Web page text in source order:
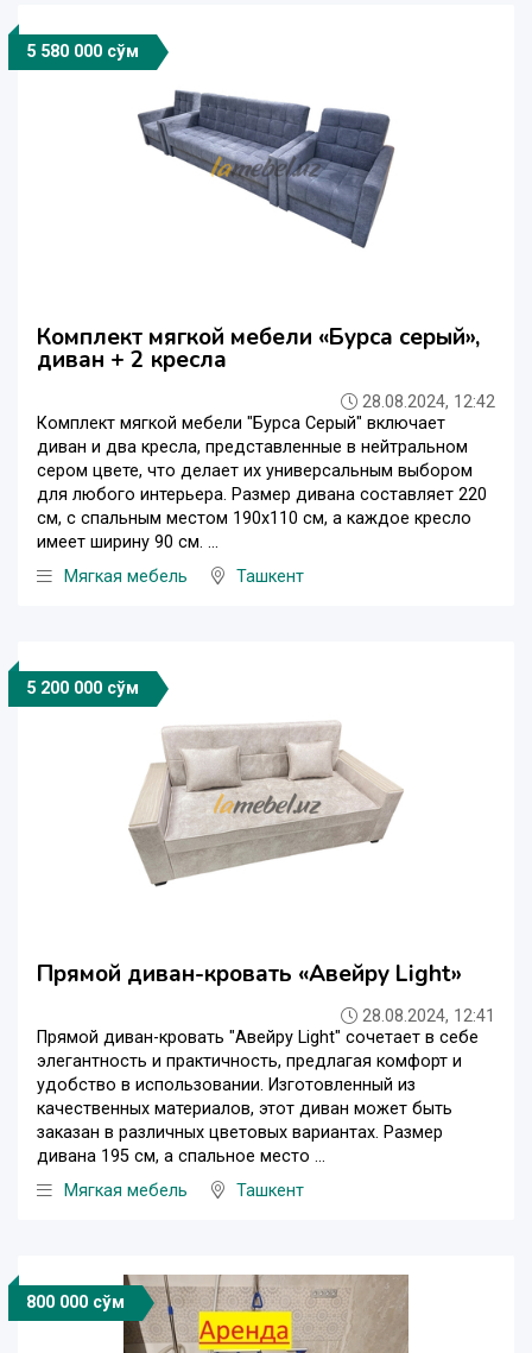
5 580 000 сўм
Комплект мягкой мебели «Бурса серый»,
диван + 2 кресла
28.08.2024, 12:42
Комплект мягкой мебели "Бурса Серый" включает
диван и два кресла, представленные в нейтральном
сером цвете, что делает их универсальным выбором
для любого интерьера. Размер дивана составляет 220
см, с спальным местом 190x110 см, а каждое кресло
имеет ширину 90 см. ...
Мягкая мебель
Ташкент
5 200 000 сўм
Прямой диван-кровать «Авейру Light»
28.08.2024, 12:41
Прямой диван-кровать "Авейру Light" сочетает в себе
элегантность и практичность, предлагая комфорт и
удобство в использовании. Изготовленный из
качественных материалов, этот диван может быть
заказан в различных цветовых вариантах. Размер
дивана 195 см, а спальное место ...
Мягкая мебель
Ташкент
800 000 сўм